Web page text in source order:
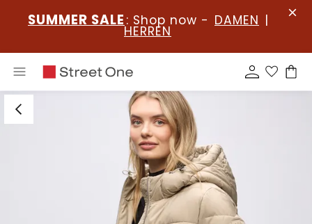
SUMMER SALE : Shop now - DAMEN |
HERREN